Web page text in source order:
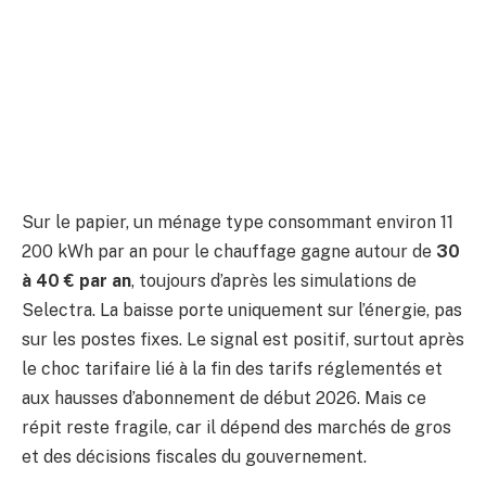
Sur le papier, un ménage type consommant environ 11
200 kWh par an pour le chauffage gagne autour de 30
à 40 € par an, toujours d’après les simulations de
Selectra. La baisse porte uniquement sur l’énergie, pas
sur les postes fixes. Le signal est positif, surtout après
le choc tarifaire lié à la fin des tarifs réglementés et
aux hausses d’abonnement de début 2026. Mais ce
répit reste fragile, car il dépend des marchés de gros
et des décisions fiscales du gouvernement.